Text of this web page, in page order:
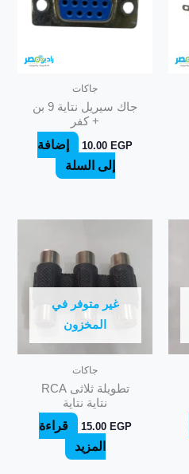
جاكات
جاك سيريل نتاية 9 بن
+ كفر
10.00EGP
إضافة
إلى السلة
غير متوفر في
المخزون
جاكات
تطويلة ثلاثى RCA
نتاية نتاية
15.00 EGP
قراءة
المزيد